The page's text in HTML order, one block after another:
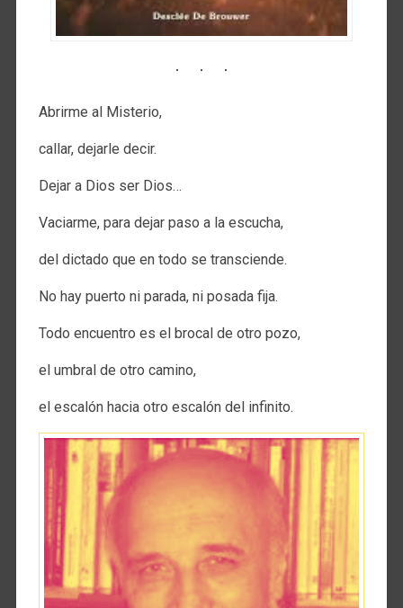
Abrirme al Misterio,
callar, dejarle decir.
Dejar a Dios ser Dios…
Vaciarme, para dejar paso a la escucha,
del dictado que en todo se transciende.
No hay puerto ni parada, ni posada fija.
Todo encuentro es el brocal de otro pozo,
el umbral de otro camino,
el escalón hacia otro escalón del infinito.